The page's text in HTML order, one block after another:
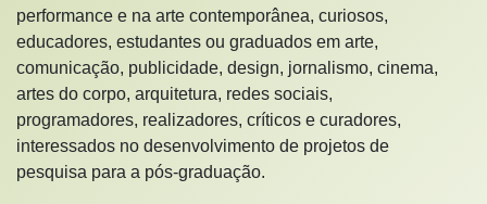
performance e na arte contemporânea, curiosos,
educadores, estudantes ou graduados em arte,
comunicação, publicidade, design, jornalismo, cinema,
artes do corpo, arquitetura, redes sociais,
programadores, realizadores, críticos e curadores,
interessados no desenvolvimento de projetos de
pesquisa para a pós-graduação.